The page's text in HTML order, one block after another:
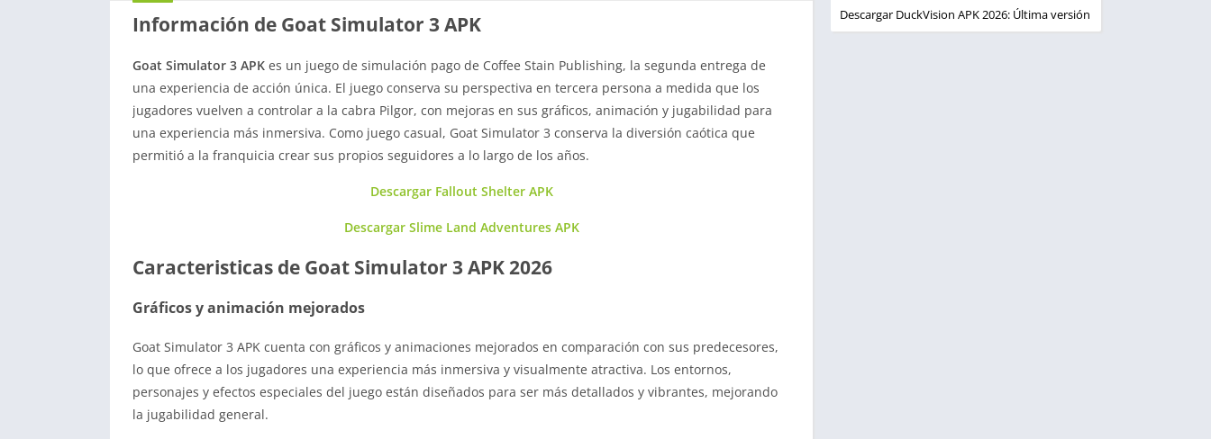
Información de Goat Simulator 3 APK
Goat Simulator 3 APK es un juego de simulación pago de Coffee Stain Publishing, la segunda entrega de
una experiencia de acción única. El juego conserva su perspectiva en tercera persona a medida que los
jugadores vuelven a controlar a la cabra Pilgor, con mejoras en sus gráficos, animación y jugabilidad para
una experiencia más inmersiva. Como juego casual, Goat Simulator 3 conserva la diversión caótica que
permitió a la franquicia crear sus propios seguidores a lo largo de los años.
Descargar Fallout Shelter APK
Descargar Slime Land Adventures APK
Caracteristicas de Goat Simulator 3 APK 2026
Gráficos y animación mejorados
Goat Simulator 3 APK cuenta con gráficos y animaciones mejorados en comparación con sus predecesores,
lo que ofrece a los jugadores una experiencia más inmersiva y visualmente atractiva. Los entornos,
personajes y efectos especiales del juego están diseñados para ser más detallados y vibrantes, mejorando
la jugabilidad general.
Descargar DuckVision APK 2026: Última versión